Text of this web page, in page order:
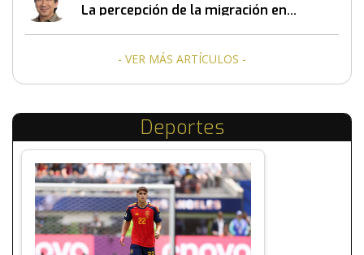
La percepción de la migración en
- VER MÁS ARTÍCULOS -
Deportes